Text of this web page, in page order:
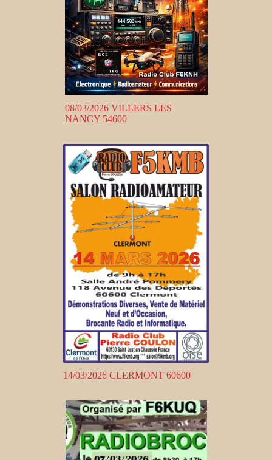
08/03/2026 VILLERS LES
NANCY 54600
14/03/2026 CLERMONT 60600